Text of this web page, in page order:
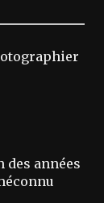
des années